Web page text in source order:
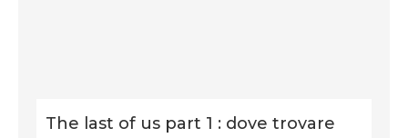
The last of us part 1 : dove trovare